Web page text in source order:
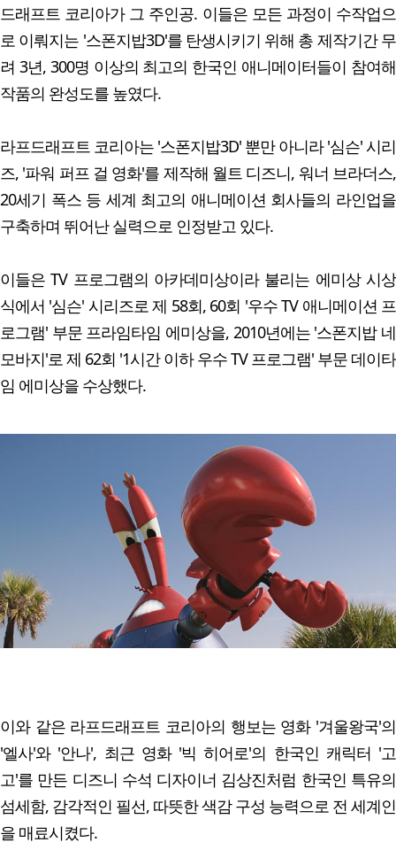
드래프트 코리아가 그 주인공. 이들은 모든 과정이 수작업으
로 이뤄지는 '스폰지밥3D'를 탄생시키기 위해 총 제작기간 무
려 3년, 300명 이상의 최고의 한국인 애니메이터들이 참여해
작품의 완성도를 높였다.
라프드래프트 코리아는 '스폰지밥3D' 뿐만 아니라 '심슨' 시리
즈, '파워 퍼프 걸 영화'를 제작해 월트 디즈니, 워너 브라더스,
20세기 폭스 등 세계 최고의 애니메이션 회사들의 라인업을
구축하며 뛰어난 실력으로 인정받고 있다.
이들은 TV 프로그램의 아카데미상이라 불리는 에미상 시상
식에서 '심슨' 시리즈로 제 58회, 60회 '우수 TV 애니메이션 프
로그램' 부문 프라임타임 에미상을, 2010년에는 '스폰지밥 네
모바지'로 제 62회 '1시간 이하 우수 TV 프로그램' 부문 데이타
임 에미상을 수상했다.
이와 같은 라프드래프트 코리아의 행보는 영화 '겨울왕국'의
'엘사'와 '안나', 최근 영화 '빅 히어로'의 한국인 캐릭터 '고
고'를 만든 디즈니 수석 디자이너 김상진처럼 한국인 특유의
섬세함, 감각적인 필선, 따뜻한 색감 구성 능력으로 전 세계인
을 매료시켰다.